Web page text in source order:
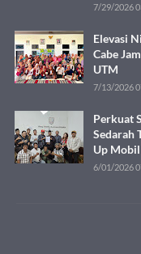
7/29/2026
Elevasi
Cabe
UTM
7/13/2026
Perkuat
Sedarah
Up Mobil
6/01/2026